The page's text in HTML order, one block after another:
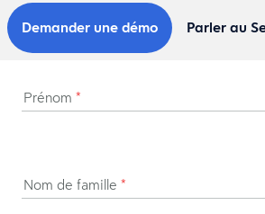
Demander une démo Parler au
Prénom *
Nom de famille *